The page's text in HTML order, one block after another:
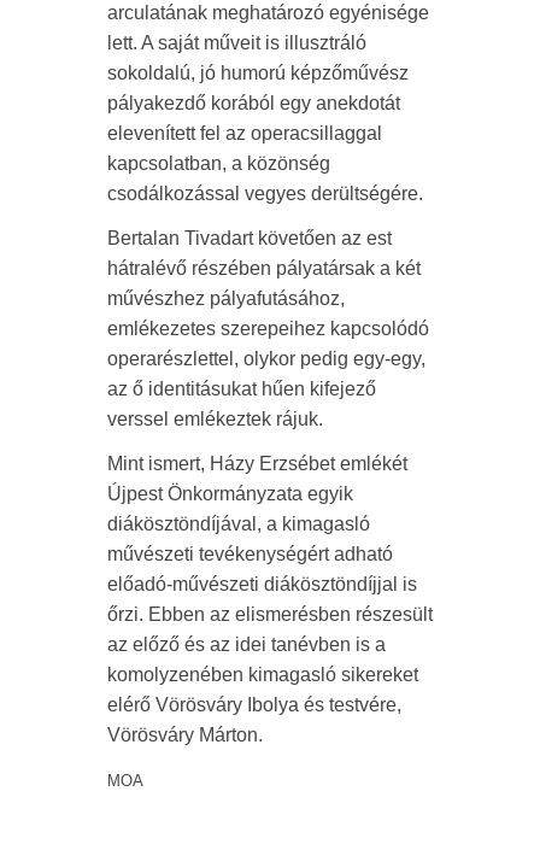
arculatának meghatározó egyénisége
lett. A saját műveit is illusztráló
sokoldalú, jó humorú képzőművész
pályakezdő korából egy anekdotát
elevenített fel az operacsillaggal
kapcsolatban, a közönség
csodálkozással vegyes derültségére.
Bertalan Tivadart követően az est
hátralévő részében pályatársak a két
művészhez pályafutásához,
emlékezetes szerepeihez kapcsolódó
operarészlettel, olykor pedig egy-egy,
az ő identitásukat hűen kifejező
verssel emlékeztek rájuk.
Mint ismert, Házy Erzsébet emlékét
Újpest Önkormányzata egyik
diákösztöndíjával, a kimagasló
művészeti tevékenységért adható
előadó-művészeti diákösztöndíjjal is
őrzi. Ebben az elismerésben részesült
az előző és az idei tanévben is a
komolyzenében kimagasló sikereket
elérő Vörösváry Ibolya és testvére,
Vörösváry Márton.
MOA